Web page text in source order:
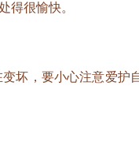
很愉快。
坏，要小心注意爱护